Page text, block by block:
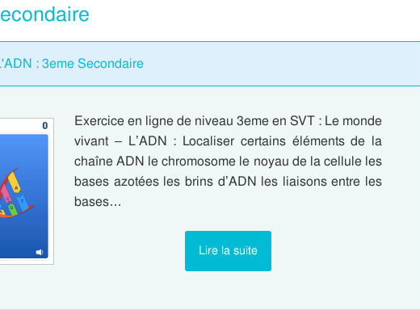
: 3eme Secondaire
Exercice en ligne de niveau 3eme en SVT : Le monde
vivant – L’ADN : Localiser certains éléments de la
chaîne ADN le chromosome le noyau de la cellule les
bases azotées les brins d’ADN les liaisons entre les
bases…
Lire la suite